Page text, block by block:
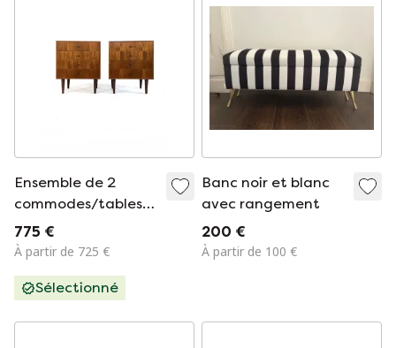
Ensemble de 2
commodes/tables
de chevet danoises
vintage des années
775 €
À partir de 725 €
Sélectionné
Banc noir et blanc
avec rangement
200 €
À partir de 100 €